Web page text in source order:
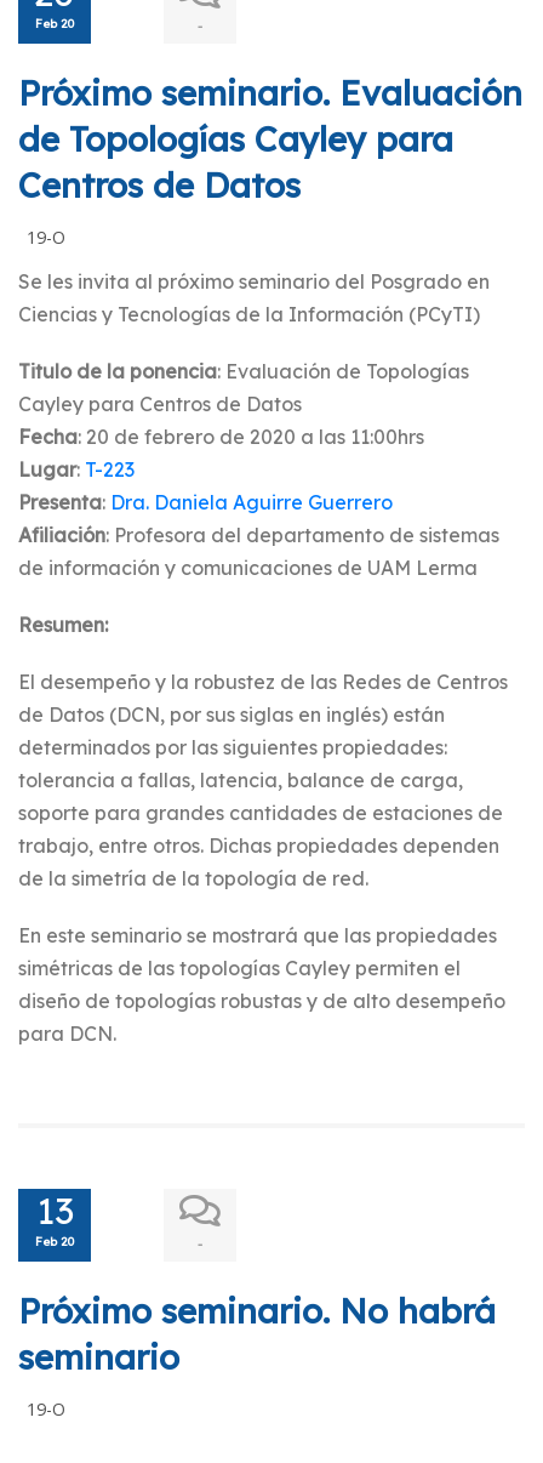
Feb 20 -
Próximo seminario. Evaluación
de Topologías Cayley para
Centros de Datos
19-O
Se les invita al próximo seminario del Posgrado en
Ciencias y Tecnologías de la Información (PCyTI)
Titulo de la ponencia: Evaluación de Topologías
Cayley para Centros de Datos
Fecha: 20 de febrero de 2020 a las 11:00hrs
Lugar: T-223
Presenta: Dra. Daniela Aguirre Guerrero
Afiliación: Profesora del departamento de sistemas
de información y comunicaciones de UAM Lerma
Resumen:
El desempeño y la robustez de las Redes de Centros
de Datos (DCN, por sus siglas en inglés) están
determinados por las siguientes propiedades:
tolerancia a fallas, latencia, balance de carga,
soporte para grandes cantidades de estaciones de
trabajo, entre otros. Dichas propiedades dependen
de la simetría de la topología de red.
En este seminario se mostrará que las propiedades
simétricas de las topologías Cayley permiten el
diseño de topologías robustas y de alto desempeño
para DCN.
13
Feb 20 -
Próximo seminario. No habrá
seminario
19-O